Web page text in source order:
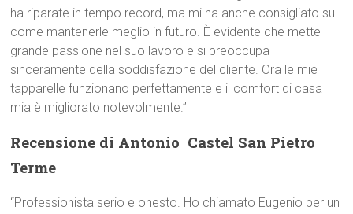
ha riparate in tempo record, ma mi ha anche consigliato su
come mantenerle meglio in futuro. È evidente che mette
grande passione nel suo lavoro e si preoccupa
sinceramente della soddisfazione del cliente. Ora le mie
tapparelle funzionano perfettamente e il comfort di casa
mia è migliorato notevolmente.”
Recensione di Antonio  Castel San Pietro
Terme
“Professionista serio e onesto. Ho chiamato Eugenio per un